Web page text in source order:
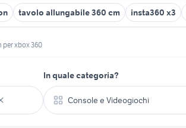
tavolo allungabile 360 cm insta360 x3
per xbox 360
In quale categoria?
Console e Videogiochi